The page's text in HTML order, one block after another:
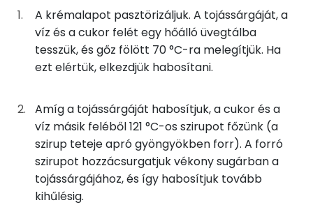
Összesen 485 kcal
Koleszterin 109 mg
Ásványi anyagok
Cink
0 mg
Szelén
9 mg
Kálcium
27 mg
A krémalapot pasztörizáljuk. A tojássárgáját, a
víz és a cukor felét egy hőálló üvegtálba
tesszük, és gőz fölött 70 °C-ra melegítjük. Ha
ezt elértük, elkezdjük habosítani.
Amíg a tojássárgáját habosítjuk, a cukor és a
víz másik feléből 121 °C-os szirupot főzünk (a
szirup teteje apró gyöngyökben forr). A forró
szirupot hozzácsurgatjuk vékony sugárban a
tojássárgájához, és így habosítjuk tovább
kihűlésig.